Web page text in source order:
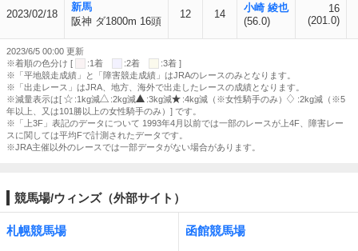
2023/02/18
新馬
阪神 ダ1800m 16頭
12 14
小崎 綾也
(56.0)
16
(201.0)
2023/6/5 00:00 更新
※着順の色分け [
:1着 :2着
:3着 ]
※「平地競走成績」と「障害競走成績」はJRAのレースのみとなります。
※「出走レース」はJRA、地方、海外で出走したレースの成績となります。
※減量表示は[
:1kg減 :2kg減 :3kg減 :4kg減（※女性騎手のみ）
:2kg減（※5
年以上、又は101勝以上の女性騎手のみ）] です。
※「上3F」表記のデータについて 1993年4月以前では一部のレースが上4F、障害レー
スに関しては平均Fで計測されたデータです。
※JRA主催以外のレースでは一部データがない場合があります。
競馬場/ウィンズ（外部サイト）
札幌競馬場 函館競馬場